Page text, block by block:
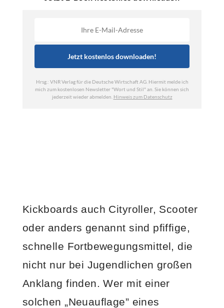
Kickboards auch Cityroller, Scooter
oder anders genannt sind pfiffige,
schnelle Fortbewegungsmittel, die
nicht nur bei Jugendlichen großen
Anklang finden. Wer mit einer
solchen „Neuauflage” eines